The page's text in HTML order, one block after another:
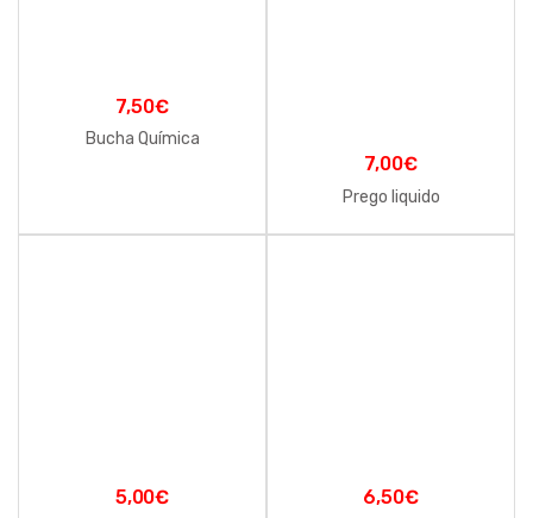
7,50€
Bucha Química
7,00€
Prego liquido
5,00€ 6,50€